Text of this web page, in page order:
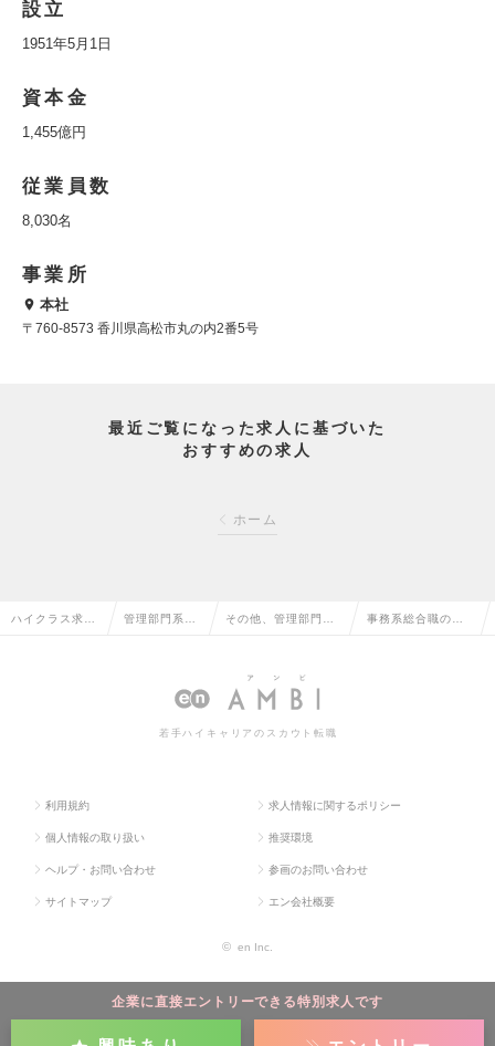
設立
1951年5月1日
資本金
1,455億円
従業員数
8,030名
事業所
本社
〒760-8573 香川県高松市丸の内2番5号
最近ご覧になった求人に基づいた
おすすめの求人
ホーム
企業に直接エントリーできる特別求人です
ハイクラス求人 管理部門系の その他、管理部門系 事務系総合職の求
若手ハイキャリアのスカウト転職
利用規約 求人情報に関するポリシー
個人情報の取り扱い 推奨環境
ヘルプ・お問い合わせ 参画のお問い合わせ
サイトマップ エン会社概要
© en Inc.